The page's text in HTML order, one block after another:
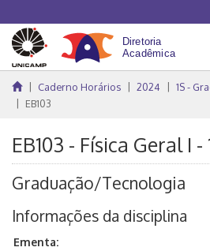
Caderno Horários 2024 1S -
EB103
EB103 - Física Geral I
Graduação/Tecnologia
Informações da disciplina
Ementa: